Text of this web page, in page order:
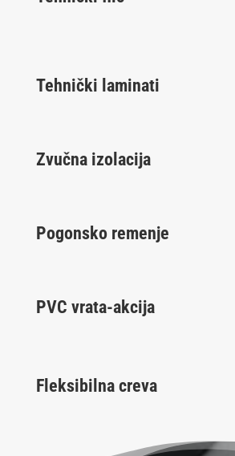
Tehnički laminati
Zvučna izolacija
Pogonsko remenje
PVC vrata-akcija
Fleksibilna creva